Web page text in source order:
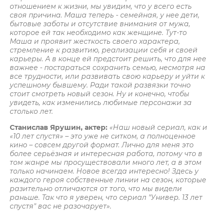
отношением к жизни, мы увидим, что у всего есть
своя причина. Маша теперь - семейная, у нее дети,
бытовые заботы и отсутствие внимания от мужа,
которое ей так необходимо как женщине. Тут-то
Маша и проявит жесткость своего характера,
стремление к развитию, реализации себя и своей
карьеры. А в конце ей предстоит решить, что для нее
важнее - постараться сохранить семью, несмотря на
все трудности, или развивать свою карьеру и уйти к
успешному бывшему. Ради такой развязки точно
стоит смотреть новый сезон. Ну и конечно, чтобы
увидеть, как изменились любимые персонажи за
столько лет.
Станислав Ярушин, актер: «Наш новый сериал, как и
«10 лет спустя» – это уже не ситком, а полноценное
кино – совсем другой формат. Лично для меня это
более серьёзная и интересная работа, потому что в
том жанре мы просуществовали много лет, а в этом
только начинаем. Новое всегда интересно! Здесь у
каждого героя собственные линии на сезон, которые
разительно отличаются от того, что мы видели
раньше. Так что я уверен, что сериал "Универ. 13 лет
спустя" вас не разочарует».